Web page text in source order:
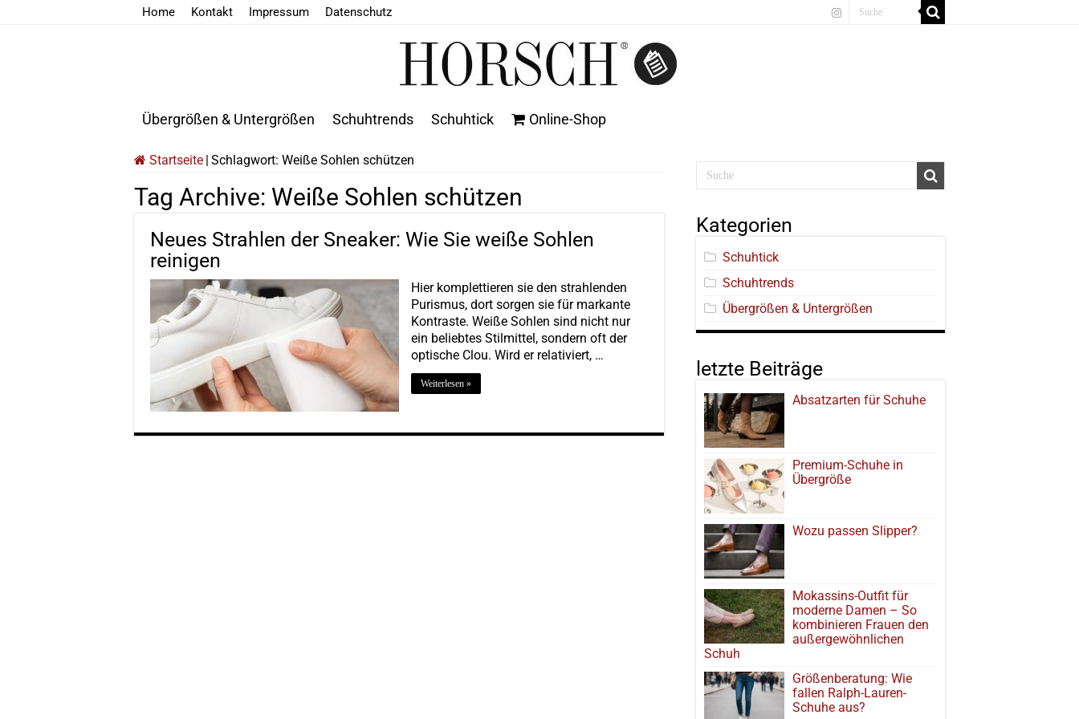
Home Kontakt Impressum Datenschutz
Übergrößen & Untergrößen Schuhtrends Schuhtick Online-Shop
Startseite Schlagwort: Weiße Sohlen schützen
Tag Archive: Weiße Sohlen schützen
Neues Strahlen der Sneaker: Wie Sie weiße Sohlen
reinigen
Hier komplettieren sie den strahlenden
Purismus, dort sorgen sie für markante
Kontraste. Weiße Sohlen sind nicht nur
ein beliebtes Stilmittel, sondern oft der
optische Clou. Wird er relativiert, …
Weiterlesen »
Kategorien
Schuhtick
Schuhtrends
Übergrößen & Untergrößen
letzte Beiträge
Absatzarten für Schuhe
Premium-Schuhe in
Übergröße
Wozu passen Slipper?
Mokassins-Outfit für
moderne Damen – So
kombinieren Frauen den
außergewöhnlichen
Schuh
Größenberatung: Wie
fallen Ralph-Lauren-
Schuhe aus?